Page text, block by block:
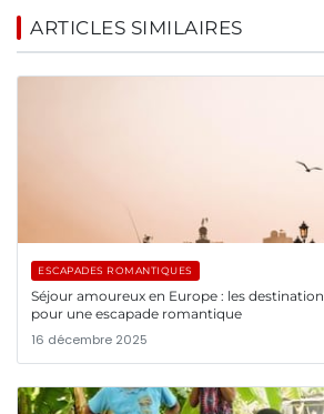
ARTICLES SIMILAIRES
ESCAPADES ROMANTIQUES
Séjour amoureux en Europe : les
pour une escapade romantique
16 décembre 2025